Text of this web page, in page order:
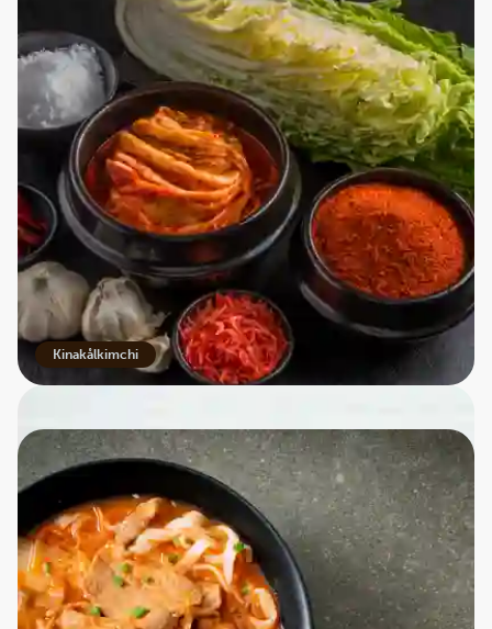
Fra vinterforråd til gastronomisk kunst
Historien om kimchi går årtusinder tilbage. Oprindeligt
opstod behovet for fermentering som en måde at
konservere grøntsager i vintermånederne. Kimchi er i dag
et kulturelt symbol og et gastronomisk håndværk, hvor
hver region – og nærmest hver familie – har deres egen
opskrift. I gamle dage samledes hele landsbyer i
november måned til den årlige kimjang, hvor store
mængder kål blev vasket, krydret og lagt i lerkrukker til
fermentering. En levende tradition, der i dag er optaget på
UNESCOs liste over immateriel kulturarv.
Kinakålkimchi